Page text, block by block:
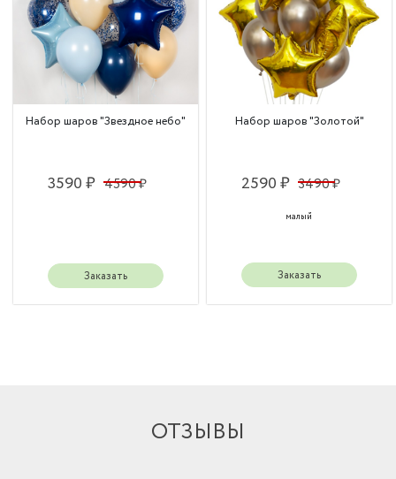
Набор шаров "Звездное небо"
3590 ₽ 4590 ₽
Заказать
Набор шаров "Золотой"
2590 ₽ 3490 ₽
малый
Заказать
ОТЗЫВЫ